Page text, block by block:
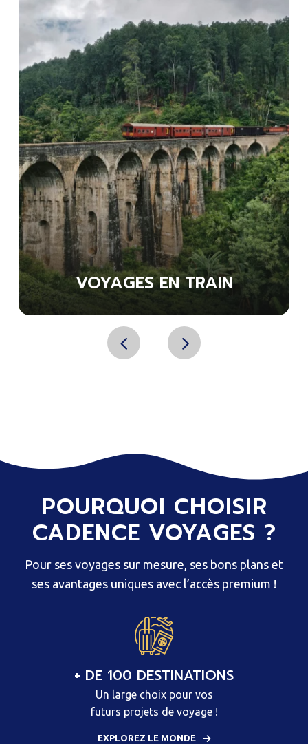
SÉJOURS SPORTS
POURQUOI CHOISIR
CADENCE VOYAGES ?
Pour ses voyages sur mesure, ses bons plans et
ses avantages uniques avec l’accès premium !
+ DE 100 DESTINATIONS
Un large choix pour vos
futurs projets de voyage !
EXPLOREZ LE MONDE